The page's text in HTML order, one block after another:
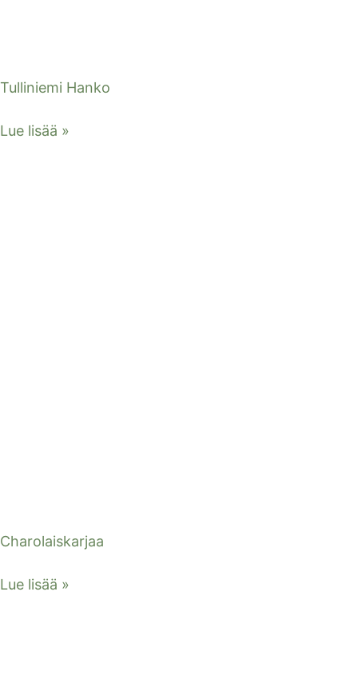
Tulliniemi Hanko
Lue lisää »
Charolaiskarjaa
Lue lisää »